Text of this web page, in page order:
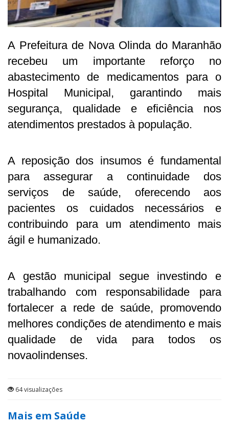
A Prefeitura de Nova Olinda do Maranhão
recebeu um importante reforço no
abastecimento de medicamentos para o
Hospital Municipal, garantindo mais
segurança, qualidade e eficiência nos
atendimentos prestados à população.
A reposição dos insumos é fundamental
para assegurar a continuidade dos
serviços de saúde, oferecendo aos
pacientes os cuidados necessários e
contribuindo para um atendimento mais
ágil e humanizado.
A gestão municipal segue investindo e
trabalhando com responsabilidade para
fortalecer a rede de saúde, promovendo
melhores condições de atendimento e mais
qualidade de vida para todos os
novaolindenses.
64 visualizações
Mais em Saúde